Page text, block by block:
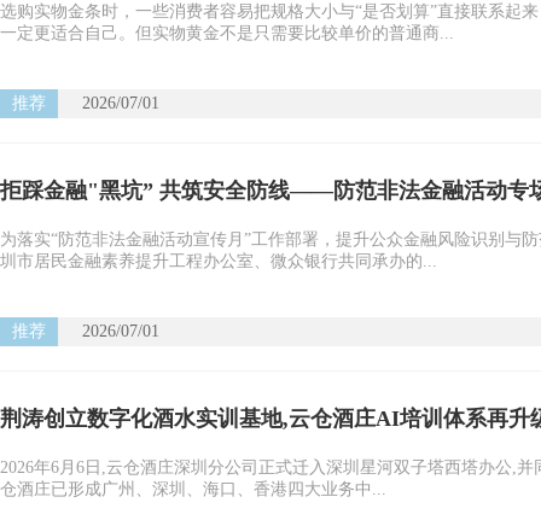
选购实物金条时，一些消费者容易把规格大小与“是否划算”直接联系起
一定更适合自己。但实物黄金不是只需要比较单价的普通商...
推荐 2026/07/01
拒踩金融"黑坑” 共筑安全防线——防范非法金融活动专
为落实“防范非法金融活动宣传月”工作部署，提升公众金融风险识别与
圳市居民金融素养提升工程办公室、微众银行共同承办的...
推荐 2026/07/01
荆涛创立数字化酒水实训基地,云仓酒庄AI培训体系再升
2026年6月6日,云仓酒庄深圳分公司正式迁入深圳星河双子塔西塔办公,
仓酒庄已形成广州、深圳、海口、香港四大业务中...